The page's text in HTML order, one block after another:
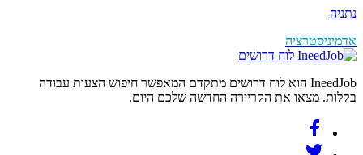
נתניה
אדמיניסטרציה
לוח דרושים
IneedJob הוא לוח דרושים מתקדם המאפשר חיפוש הצעות עבודה
בקלות. מצאו את הקריירה החדשה שלכם היום.